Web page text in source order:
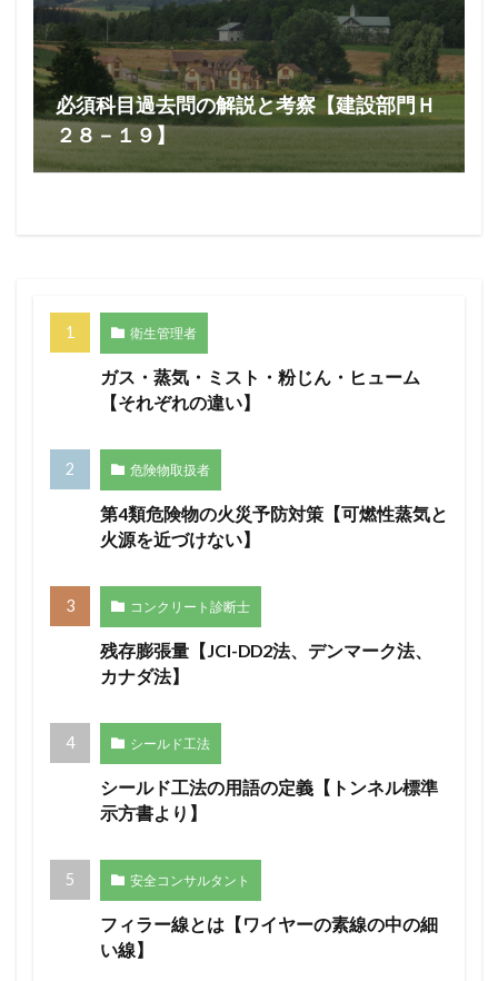
必須科目過去問の解説と考察【建設部門Ｈ
２８－１９】
衛生管理者
ガス・蒸気・ミスト・粉じん・ヒューム
【それぞれの違い】
危険物取扱者
第4類危険物の火災予防対策【可燃性蒸気と
火源を近づけない】
コンクリート診断士
残存膨張量【JCI-DD2法、デンマーク法、
カナダ法】
シールド工法
シールド工法の用語の定義【トンネル標準
示方書より】
安全コンサルタント
フィラー線とは【ワイヤーの素線の中の細
い線】